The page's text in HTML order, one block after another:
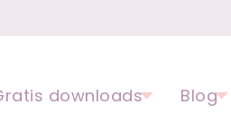
| Pedagogisch
downloads Blog